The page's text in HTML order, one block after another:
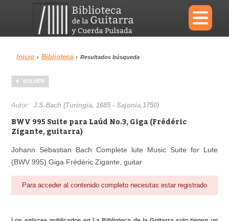
×
Menu
Biblioteca Diccionario
Inicio › Biblioteca › Resultados búsqueda
VOLVER
Autor:J.S.Bach (Turingia, 1685 - Sajonia,1750)
BWV 995 Suite para Laúd No.3, Giga (Frédéric
Zigante, guitarra)
Johann Sebastian Bach Complete lute Music Suite for Lute
(BWV 995) Giga Frédéric Zigante, guitar
Para acceder al contenido completo necesitas estar registrado